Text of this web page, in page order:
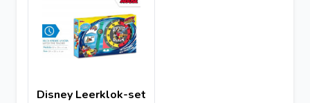
Disney Leerklok-set